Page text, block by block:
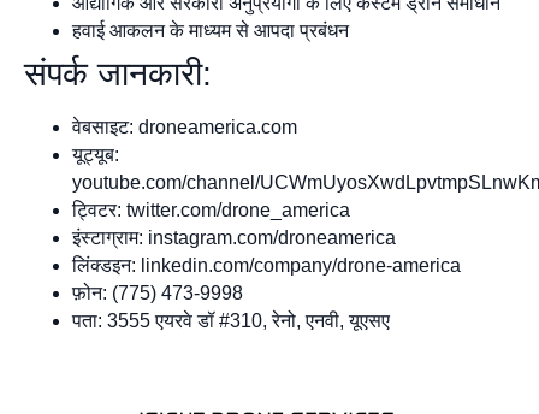
हवाई आकलन के माध्यम से आपदा प्रबंधन
संपर्क जानकारी:
वेबसाइट: droneamerica.com
यूट्यूब:
youtube.com/channel/
ट्विटर: twitter.com/drone_america
इंस्टाग्राम: instagram.com/droneamerica
लिंक्डइन: linkedin.com/company/drone-america
फ़ोन: (775) 473-9998
पता: 3555 एयरवे डॉ #310, रेनो, एनवी, यूएसए